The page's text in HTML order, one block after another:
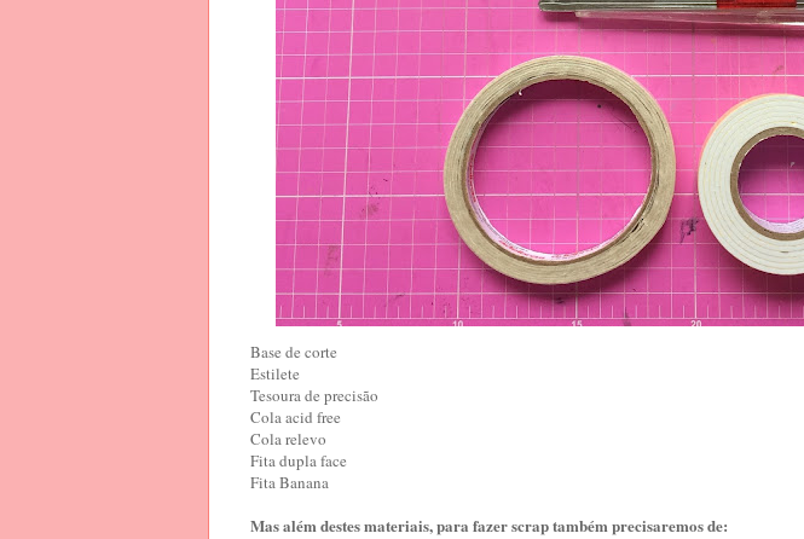
Base de corte
Estilete
Tesoura de precisão
Cola acid free
Cola relevo
Fita dupla face
Fita Banana
Mas além destes materiais, para fazer scrap também precisaremos de: